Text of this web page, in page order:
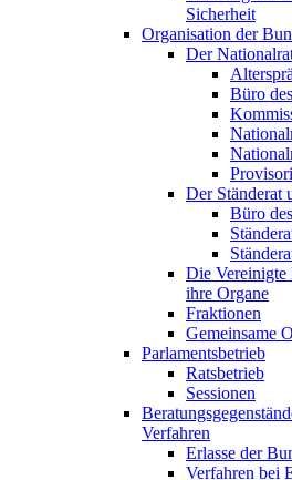
Sicherheit
Organisation der
Der
Büro
Der Ständerat
Büro
Die Vereinigte
ihre Organe
Fraktionen
Gemeinsame
Parlamentsbetrieb
Ratsbetrieb
Sessionen
Verfahren
Erlasse der
Verfahren bei